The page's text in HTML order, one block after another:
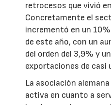
retrocesos que vivió
Concretamente el
incrementó en un
de este año, con un
del orden del 3,9% y
exportaciones de casi
La asociación
activa en cuanto a